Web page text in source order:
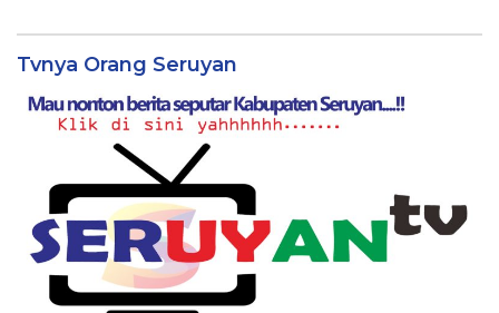
Tvnya Orang Seruyan